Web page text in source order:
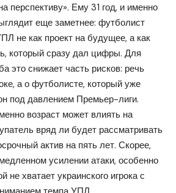
перспективу». Ему 31 год, и именно
еще заметнее: футболист
не как проект на будущее, а как
который сразу дал цифры. Для
это снижает часть рисков: речь
а о футболисте, который уже
под давлением Премьер-лиги.
возраст может влиять на
вряд ли будет рассматривать
актив на пять лет. Скорее,
усилении атаки, особенно
не хватает украинского игрока с